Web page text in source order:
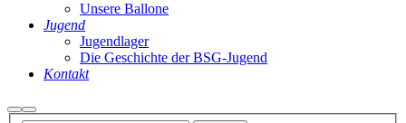
Unsere Ballone
Jugend
Jugendlager
Die Geschichte der BSG-Jugend
Kontakt
Suchen
Hauptmenü